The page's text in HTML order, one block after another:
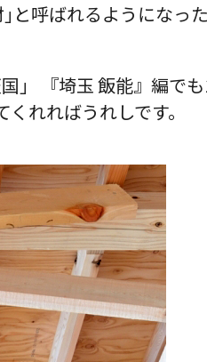
と呼ばれるようになっ
」 『埼玉 飯能』編で
れればうれしです。